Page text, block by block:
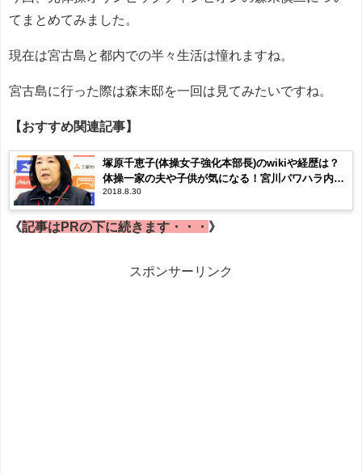
てまとめてみました。
現在は宮古島と都内での半々生活は憧れますね。
宮古島に行った際は森末邸を一回は見てみたいですね。
【おすすめ関連記事】
塚原千恵子(体操女子強化本部長)のwikiや経歴は？
体操一家の夫や子供が気になる！宮川パワハラ内容
と現役画像！
2018.8.30
《記事はPRの下に続きます・・・ 》
スポンサーリンク